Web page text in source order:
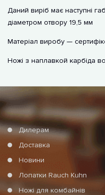
Даний виріб має наступні
діаметром отвору 19,5 мм
Матеріал виробу —
Ножі з наплавкой карбіда
Дилерам
Доставка
Новини
Лопатки Rauch Kuhn
Ножі для комбайнів